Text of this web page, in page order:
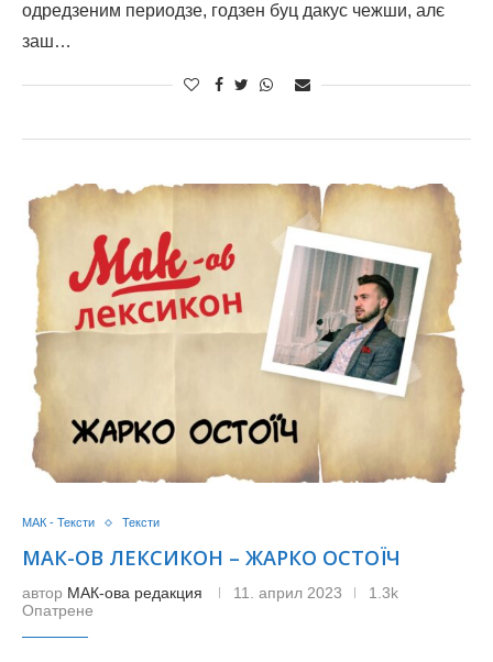
одредзеним периодзе, годзен буц дакус чежши, алє
заш…
МАК - Тексти Тексти
МАК-ОВ ЛЕКСИКОН – ЖАРКО ОСТОЇЧ
автор МАК-ова редакция 11. април 2023
1.3k
Опатрене